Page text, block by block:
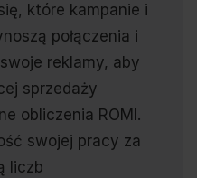
które kampanie i
połączenia i
reklamy, aby
sprzedaży
obliczenia ROMI.
swojej pracy za
liczb